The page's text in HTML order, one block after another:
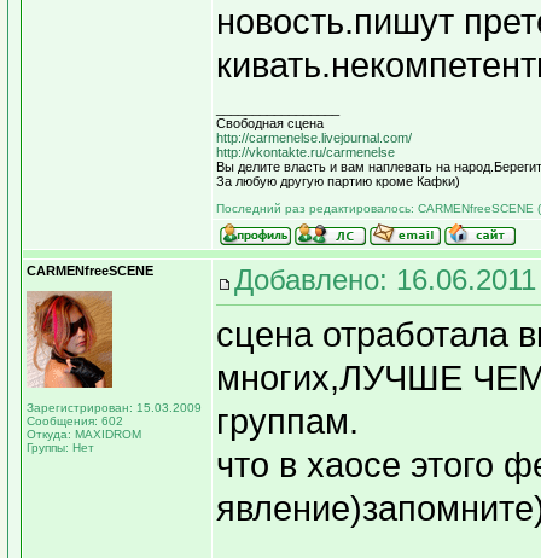
новость.пишут
Свободная сцена
http://carmenelse.livejournal.com/
http://vkontakte.ru/carmenelse
Вы делите власть и вам наплевать на
За любую другую партию кроме Кафки)
Последний раз редактировалось:
CARMENfreeSCENE
Зарегистрирован: 15.03.2009
Сообщения: 602
Откуда: MAXIDROM
Группы: Нет
Добавлено:
сцена отработала
многих,ЛУЧШЕ ЧЕМ
группам.
что в хаосе этого